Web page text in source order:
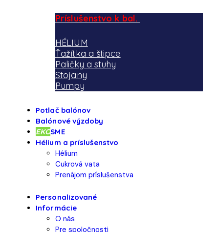
Príslušenstvo k bal.
HÉLIUM
Ťažítka a štipce
Paličky a stuhy
Stojany
Pumpy
Potlač balónov
Balónové výzdoby
EKOSME
Hélium a príslušenstvo
Hélium
Cukrová vata
Prenájom príslušenstva
Personalizované
Informácie
O nás
Pre spoločnosti